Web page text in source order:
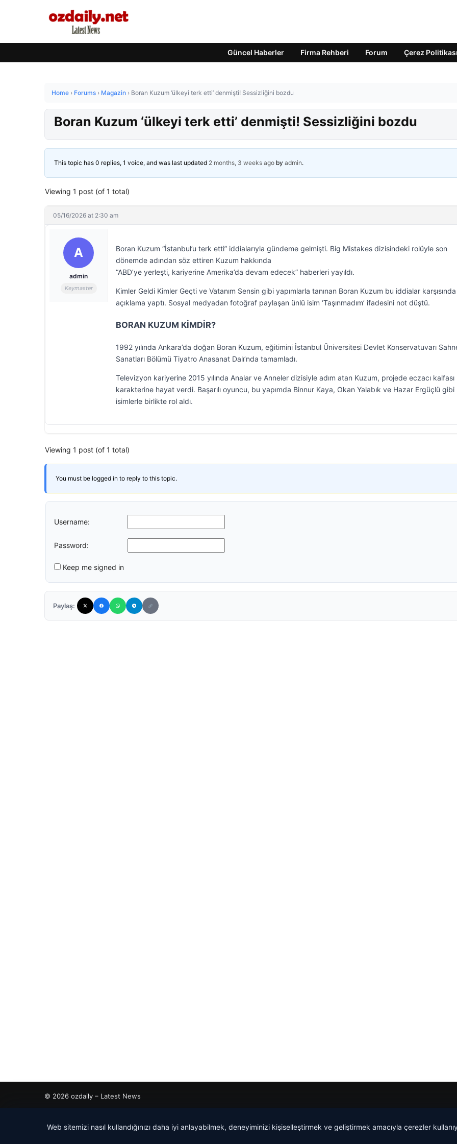
Güncel Haberler Firma Rehberi Forum Çerez Politikası
Home › Forums › Magazin › Boran Kuzum ‘ülkeyi terk etti’ denmişti! Sessizliğini bozdu
Boran Kuzum ‘ülkeyi terk etti’ denmişti! Sessizliğini bozdu
This topic has 0 replies, 1 voice, and was last updated 2 months, 3 weeks ago by admin.
Viewing 1 post (of 1 total)
05/16/2026 at 2:30 am
A
admin
Keymaster
Boran Kuzum “İstanbul’u terk etti” iddialarıyla gündeme gelmişti. Big Mistakes dizisindeki rolüyle son
dönemde adından söz ettiren Kuzum hakkında
“ABD’ye yerleşti, kariyerine Amerika’da devam edecek” haberleri yayıldı.
Kimler Geldi Kimler Geçti ve Vatanım Sensin gibi yapımlarla tanınan Boran Kuzum bu iddialar karşısında
açıklama yaptı. Sosyal medyadan fotoğraf paylaşan ünlü isim ‘Taşınmadım’ ifadesini not düştü.
BORAN KUZUM KİMDİR?
1992 yılında Ankara’da doğan Boran Kuzum, eğitimini İstanbul Üniversitesi Devlet Konservatuvarı
Sanatları Bölümü Tiyatro Anasanat Dalı’nda tamamladı.
Televizyon kariyerine 2015 yılında Analar ve Anneler dizisiyle adım atan Kuzum, projede eczacı kalfası
karakterine hayat verdi. Başarılı oyuncu, bu yapımda Binnur Kaya, Okan Yalabık ve Hazar Ergüçlü gibi
isimlerle birlikte rol aldı.
Viewing 1 post (of 1 total)
You must be logged in to reply to this topic.
Username:
Password:
Keep me signed in
Paylaş:
© 2026 ozdaily – Latest News
Web sitemizi nasıl kullandığınızı daha iyi anlayabilmek, deneyiminizi kişiselleştirmek ve geliştirmek amacıyla çerezler